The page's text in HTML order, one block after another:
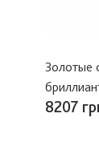
Золотые
8207